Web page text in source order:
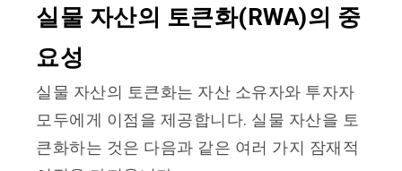
실물 자산의 토큰화(RWA)의 중
요성
실물 자산의 토큰화는 자산 소유자와 투자자
모두에게 이점을 제공합니다. 실물 자산을 토
큰화하는 것은 다음과 같은 여러 가지 잠재적